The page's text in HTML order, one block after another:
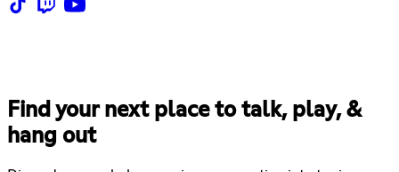
Find your next place to talk, play, &
hang out